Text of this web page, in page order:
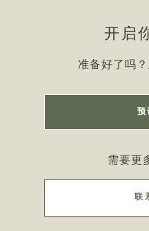
开启
准备好了吗
预
需要更
联